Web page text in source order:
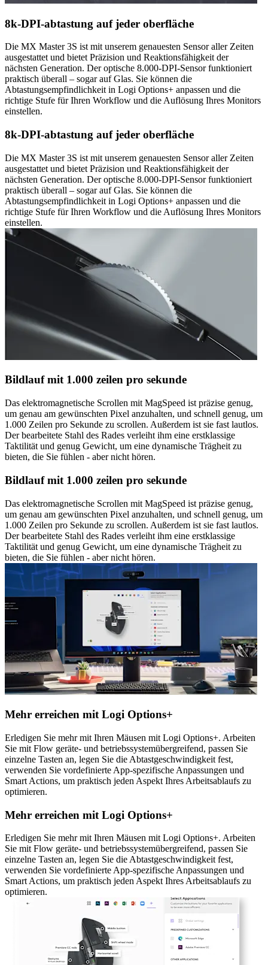
8k-DPI-abtastung auf jeder oberfläche
Die MX Master 3S ist mit unserem genauesten Sensor aller Zeiten
ausgestattet und bietet Präzision und Reaktionsfähigkeit der
nächsten Generation. Der optische 8.000-DPI-Sensor funktioniert
praktisch überall – sogar auf Glas. Sie können die
Abtastungsempfindlichkeit in Logi Options+ anpassen und die
richtige Stufe für Ihren Workflow und die Auflösung Ihres Monitors
einstellen.
8k-DPI-abtastung auf jeder oberfläche
Die MX Master 3S ist mit unserem genauesten Sensor aller Zeiten
ausgestattet und bietet Präzision und Reaktionsfähigkeit der
nächsten Generation. Der optische 8.000-DPI-Sensor funktioniert
praktisch überall – sogar auf Glas. Sie können die
Abtastungsempfindlichkeit in Logi Options+ anpassen und die
richtige Stufe für Ihren Workflow und die Auflösung Ihres Monitors
einstellen.
Bildlauf mit 1.000 zeilen pro sekunde
Das elektromagnetische Scrollen mit MagSpeed ist präzise genug,
um genau am gewünschten Pixel anzuhalten, und schnell genug, um
1.000 Zeilen pro Sekunde zu scrollen. Außerdem ist sie fast lautlos.
Der bearbeitete Stahl des Rades verleiht ihm eine erstklassige
Taktilität und genug Gewicht, um eine dynamische Trägheit zu
bieten, die Sie fühlen - aber nicht hören.
Bildlauf mit 1.000 zeilen pro sekunde
Das elektromagnetische Scrollen mit MagSpeed ist präzise genug,
um genau am gewünschten Pixel anzuhalten, und schnell genug, um
1.000 Zeilen pro Sekunde zu scrollen. Außerdem ist sie fast lautlos.
Der bearbeitete Stahl des Rades verleiht ihm eine erstklassige
Taktilität und genug Gewicht, um eine dynamische Trägheit zu
bieten, die Sie fühlen - aber nicht hören.
Mehr erreichen mit Logi Options+
Erledigen Sie mehr mit Ihren Mäusen mit Logi Options+. Arbeiten
Sie mit Flow geräte- und betriebssystemübergreifend, passen Sie
einzelne Tasten an, legen Sie die Abtastgeschwindigkeit fest,
verwenden Sie vordefinierte App-spezifische Anpassungen und
Smart Actions, um praktisch jeden Aspekt Ihres Arbeitsablaufs zu
optimieren.
Mehr erreichen mit Logi Options+
Erledigen Sie mehr mit Ihren Mäusen mit Logi Options+. Arbeiten
Sie mit Flow geräte- und betriebssystemübergreifend, passen Sie
einzelne Tasten an, legen Sie die Abtastgeschwindigkeit fest,
verwenden Sie vordefinierte App-spezifische Anpassungen und
Smart Actions, um praktisch jeden Aspekt Ihres Arbeitsablaufs zu
optimieren.